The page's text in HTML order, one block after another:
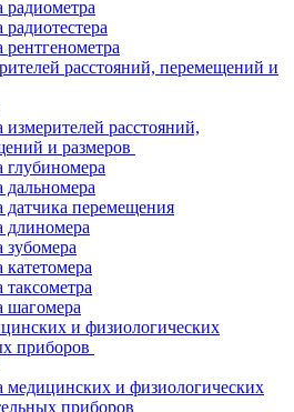
радиометра
рентгенометра
расстояний, перемещений и
измерителей расстояний,
и размеров
глубиномера
дальномера
датчика перемещения
длиномера
зубомера
шагомера
и физиологических
приборов
медицинских и физиологических
приборов